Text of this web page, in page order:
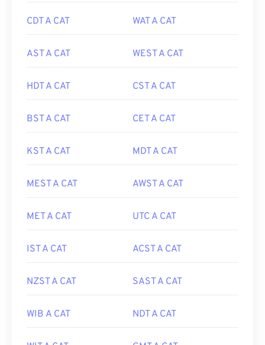
CDT A CAT WAT A CAT
AST A CAT WEST A CAT
HDT A CAT CST A CAT
BST A CAT CET A CAT
KST A CAT MDT A CAT
MEST A CAT AWST A CAT
MET A CAT UTC A CAT
IST A CAT ACST A CAT
NZST A CAT SAST A CAT
WIB A CAT NDT A CAT